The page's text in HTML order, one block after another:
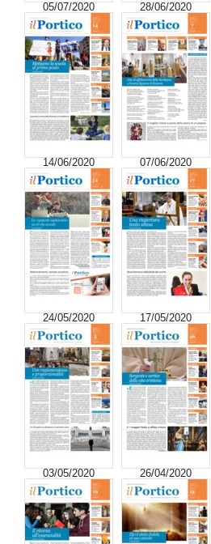
05/07/2020 28/06/2020
14/06/2020 07/06/2020
24/05/2020 17/05/2020
03/05/2020 26/04/2020